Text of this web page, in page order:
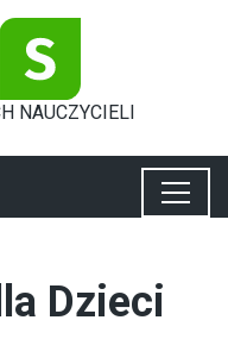
NAUCZYCIELI
Dzieci